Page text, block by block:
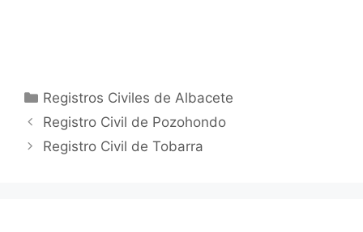
Categorías
Registros Civiles de Albacete
Registro Civil de Pozohondo
Registro Civil de Tobarra